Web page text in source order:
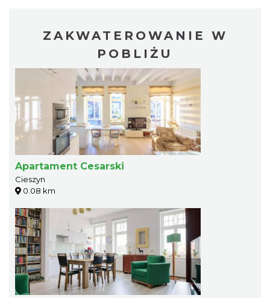
ZAKWATEROWANIE W
POBLIŻU
Apartament Cesarski
Cieszyn
0.08 km